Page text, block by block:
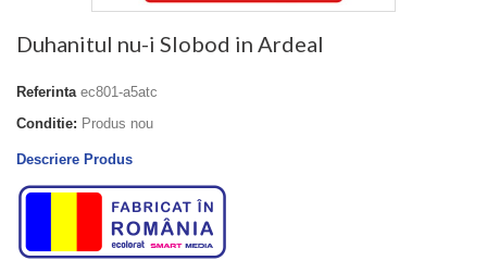
Duhanitul nu-i Slobod in Ardeal
Referinta ec801-a5atc
Conditie: Produs nou
Descriere Produs